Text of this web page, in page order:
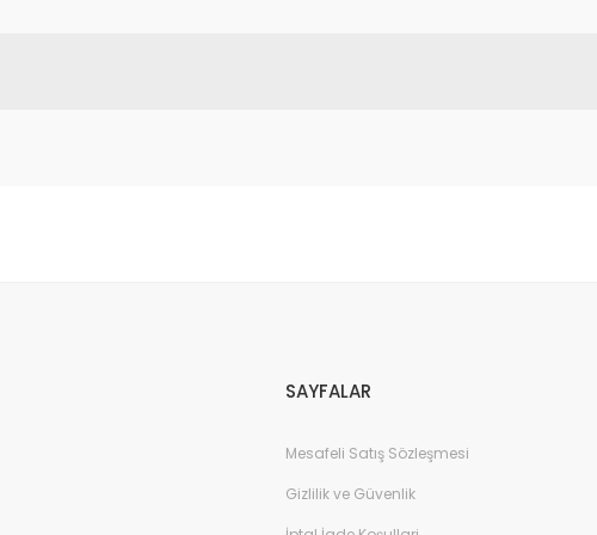
SAYFALAR
Mesafeli Satış Sözleşmesi
Gizlilik ve Güvenlik